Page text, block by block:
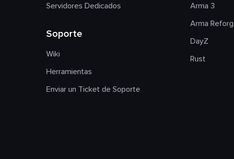
Servidores Dedicados
Soporte
Wiki
Herramientas
Enviar un Ticket de Soporte
Arma 3
Arma
DayZ
Rust